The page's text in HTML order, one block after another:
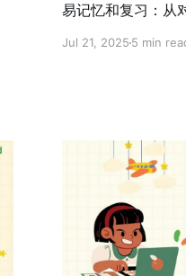
易记忆和复习：从
Jul 21, 20255 min